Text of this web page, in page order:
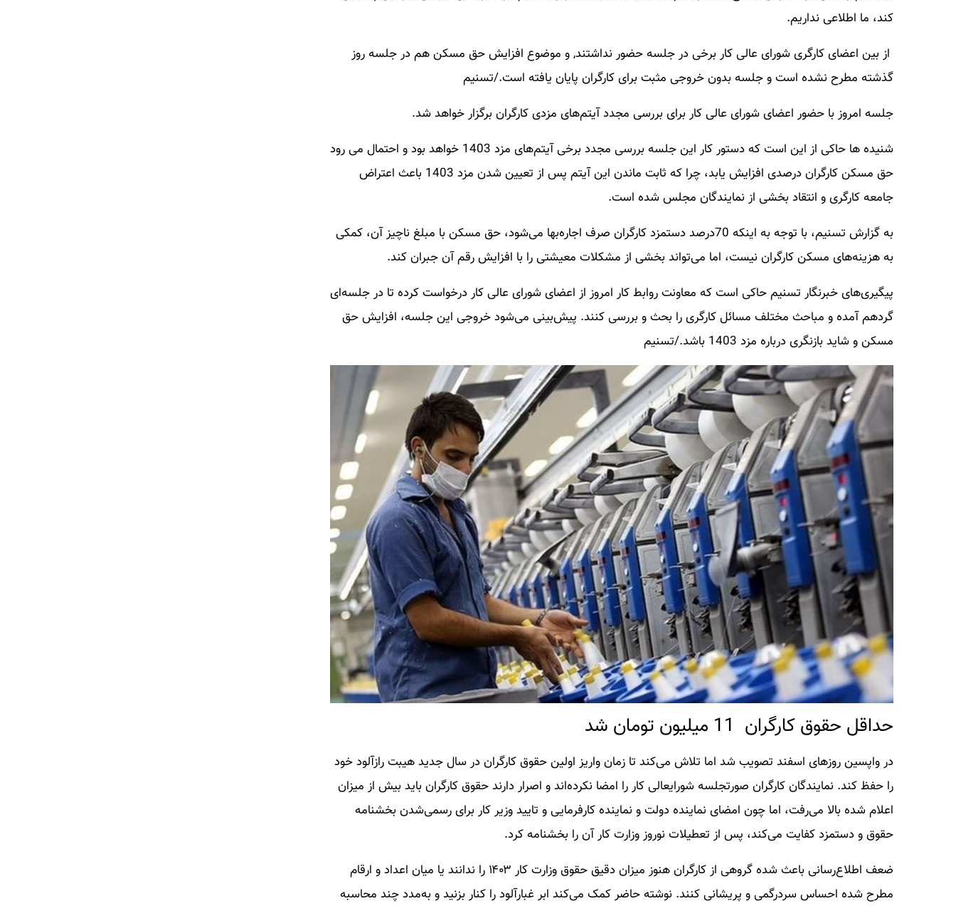
کند، ما اطلاعی نداریم.
از بین اعضای کارگری شورای عالی کار برخی در جلسه حضور نداشتند, و موضوع افزایش حق مسکن هم در جلسه روز
گذشته مطرح نشده است و جلسه بدون خروجی مثبت برای کارگران پایان یافته است./تسنیم
جلسه‌ امروز با حضور اعضای شورای عالی کار برای بررسی مجدد آیتم‌های مزدی کارگران برگزار خواهد شد.
شنیده ها حاکی از این است که دستور کار این جلسه بررسی مجدد برخی آیتم‌های مزد 1403 خواهد بود و احتمال می رود
حق مسکن کارگران درصدی افزایش یابد، چرا که ثابت ماندن این آیتم پس از تعیین شدن مزد 1403 باعث اعتراض
جامعه کارگری و انتقاد بخشی از نمایندگان مجلس شده است.
به گزارش تسنیم، با توجه به اینکه 70درصد دستمزد کارگران صرف اجاره‌بها می‌شود، حق مسکن با مبلغ ناچیز آن، کمکی
به هزینه‌های مسکن کارگران نیست، اما می‌تواند بخشی از مشکلات معیشتی را با افزایش رقم آن جبران کند.
پیگیری‌های خبرنگار تسنیم حاکی است که معاونت روابط کار امروز از اعضای شورای عالی کار درخواست کرده تا در جلسه‌ای
گردهم آمده و مباحث مختلف مسائل کارگری را بحث و بررسی کنند. پیش‌بینی می‌شود خروجی این جلسه، افزایش حق
مسکن و شاید بازنگری درباره مزد 1403 باشد./تسنیم
حداقل حقوق کارگران 11 میلیون تومان شد
در واپسین روزهای اسفند تصویب شد اما تلاش می‌کند تا زمان واریز اولین حقوق کارگران در سال جدید هیبت رازآلود خود
را حفظ کند. نمایندگان کارگران صورتجلسه شورایعالی کار را امضا نکرده‌اند و اصرار دارند حقوق کارگران باید بیش از میزان
اعلام شده بالا می‌رفت، اما چون امضای نماینده دولت و نماینده کارفرمایی و تایید وزیر کار برای رسمی‌شدن بخشنامه
حقوق و دستمزد کفایت می‌کند، پس از تعطیلات نوروز وزارت کار آن را بخشنامه کرد.
ضعف اطلاع‌رسانی باعث شده گروهی از کارگران هنوز میزان دقیق حقوق وزارت کار ۱۴۰۳ را ندانند یا میان اعداد و ارقام
مطرح شده احساس سردرگمی و پریشانی کنند. نوشته حاضر کمک می‌کند ابر غبارآلود را کنار بزنید و به‌مدد چند محاسبه